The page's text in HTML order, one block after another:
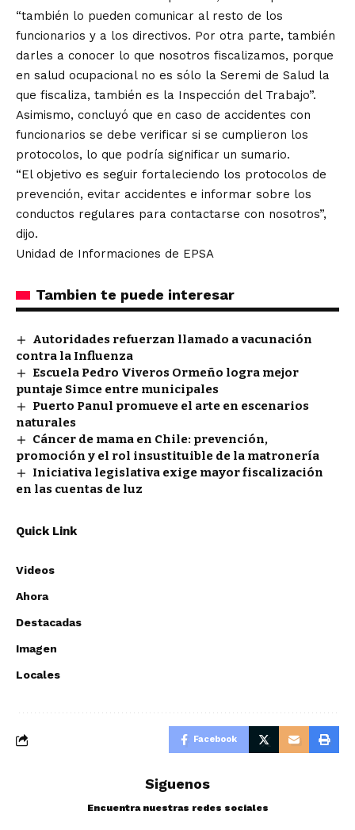
“también lo pueden comunicar al resto de los
funcionarios y a los directivos. Por otra parte, también
darles a conocer lo que nosotros fiscalizamos, porque
en salud ocupacional no es sólo la Seremi de Salud la
que fiscaliza, también es la Inspección del Trabajo”.
Asimismo, concluyó que en caso de accidentes con
funcionarios se debe verificar si se cumplieron los
protocolos, lo que podría significar un sumario.
“El objetivo es seguir fortaleciendo los protocolos de
prevención, evitar accidentes e informar sobre los
conductos regulares para contactarse con nosotros”,
dijo.
Unidad de Informaciones de EPSA
Tambien te puede interesar
Autoridades refuerzan llamado a vacunación
contra la Influenza
Escuela Pedro Viveros Ormeño logra mejor
puntaje Simce entre municipales
Puerto Panul promueve el arte en escenarios
naturales
Cáncer de mama en Chile: prevención,
promoción y el rol insustituible de la matronería
Iniciativa legislativa exige mayor fiscalización
en las cuentas de luz
Quick Link
Videos
Ahora
Destacadas
Imagen
Locales
Facebook
Siguenos
Encuentra nuestras redes sociales